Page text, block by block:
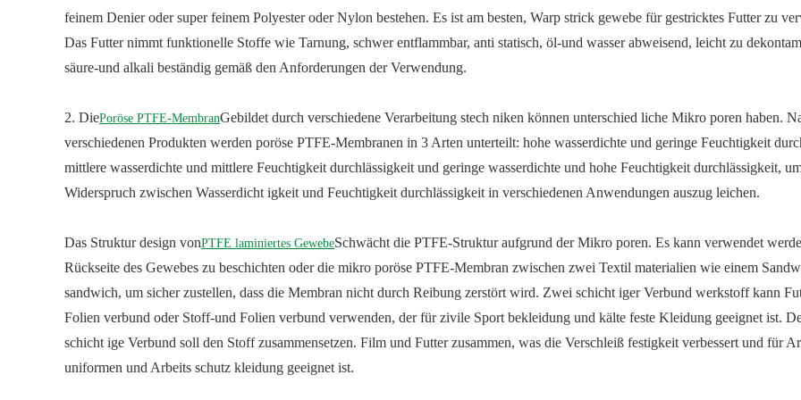
feinem Denier oder super feinem Polyester oder Nylon bestehen. Es ist am besten, Warp strick gewebe für gestricktes Futter zu
Das Futter nimmt funktionelle Stoffe wie Tarnung, schwer entflammbar, anti statisch, öl-und wasser abweisend, leicht zu
säure-und alkali beständig gemäß den Anforderungen der Verwendung.
2. DiePoröse PTFE-MembranGebildet durch verschiedene Verarbeitung stech niken können unterschied liche Mikro poren haben.
verschiedenen Produkten werden poröse PTFE-Membranen in 3 Arten unterteilt: hohe wasserdichte und geringe Feuchtigkeit
mittlere wasserdichte und mittlere Feuchtigkeit durchlässigkeit und geringe wasserdichte und hohe Feuchtigkeit durchlässigkeit,
Widerspruch zwischen Wasserdicht igkeit und Feuchtigkeit durchlässigkeit in verschiedenen Anwendungen auszug leichen.
Das Struktur design vonPTFE laminiertes GewebeSchwächt die PTFE-Struktur aufgrund der Mikro poren. Es kann verwendet
Rückseite des Gewebes zu beschichten oder die mikro poröse PTFE-Membran zwischen zwei Textil materialien wie einem
sandwich, um sicher zustellen, dass die Membran nicht durch Reibung zerstört wird. Zwei schicht iger Verbund werkstoff kann
Folien verbund oder Stoff-und Folien verbund verwenden, der für zivile Sport bekleidung und kälte feste Kleidung geeignet ist.
schicht ige Verbund soll den Stoff zusammensetzen. Film und Futter zusammen, was die Verschleiß festigkeit verbessert und für
uniformen und Arbeits schutz kleidung geeignet ist.